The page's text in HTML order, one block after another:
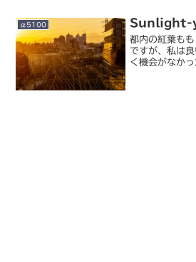
α5100 Sunlight-
都内の紅葉も
ですが、私は
く機会がなか